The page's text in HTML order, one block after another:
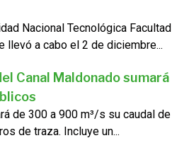
Nacional Tecnológica Facultad
llevó a cabo el 2 de diciembre...
Canal Maldonado sumará
de 300 a 900 m³/s su caudal de
de traza. Incluye un...